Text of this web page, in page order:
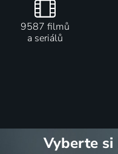
9587 filmů
a seriálů
Vyberte si